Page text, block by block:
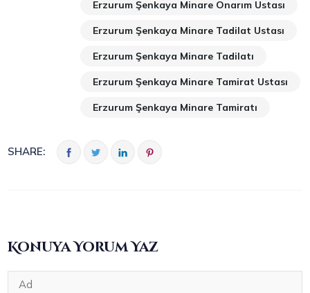
Erzurum Şenkaya Minare Onarım Ustası
Erzurum Şenkaya Minare Tadilat Ustası
Erzurum Şenkaya Minare Tadilatı
Erzurum Şenkaya Minare Tamirat Ustası
Erzurum Şenkaya Minare Tamiratı
SHARE:
Konuya Yorum Yaz